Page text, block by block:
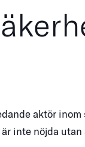
aktör
inte nöjda